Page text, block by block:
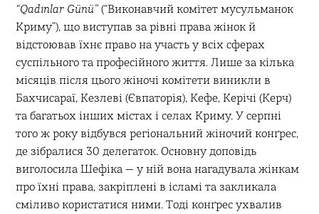
“Qadınlar Günü”(“Виконавчий комітет мусульманок
Криму”), що виступав за рівні права жінок й
відстоював їхнє право на участь у всіх сферах
суспільного та професійного життя. Лише за кілька
місяців після цього жіночі комітети виникли в
Бахчисараї, Кезлеві (Євпаторія), Кефе, Керічі (Керч)
та багатьох інших містах і селах Криму. У серпні
того ж року відбувся регіональний жіночий конґрес,
де зібралися 30 делегаток. Основну доповідь
виголосила Шефіка — у ній вона нагадувала жінкам
про їхні права, закріплені в ісламі та закликала
сміливо користатися ними. Тоді конґрес ухвалив